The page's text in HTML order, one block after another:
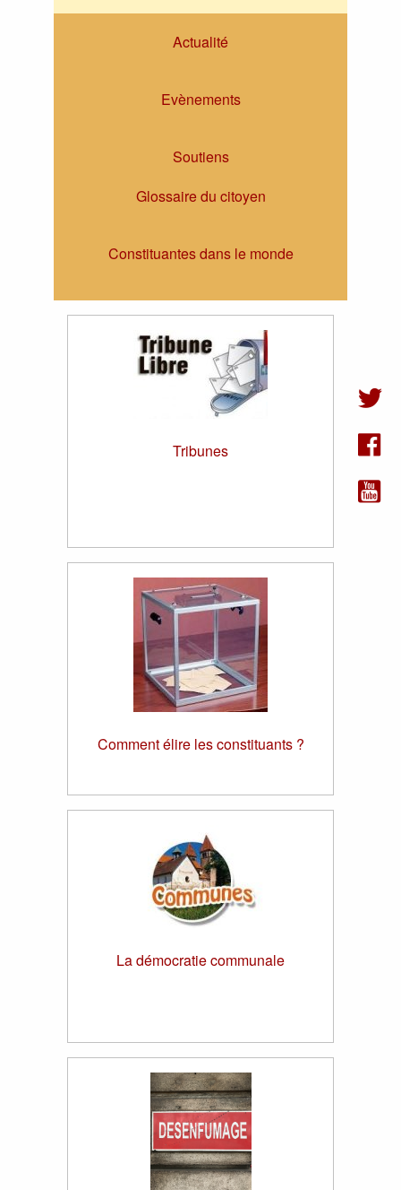
Actualité
Evènements
Soutiens
Glossaire du citoyen
Constituantes dans le monde
Tribunes
Comment élire les constituants ?
La démocratie communale